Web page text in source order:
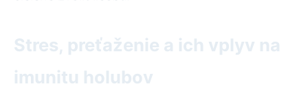
Stres, preťaženie a ich vplyv na
imunitu holubov